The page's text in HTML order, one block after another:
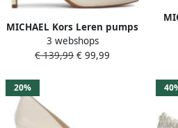
MICHAEL Kors Leren pumps
met bevestigingsriempje
model 'ALINA'
3 webshops
€ 139,99 € 99,99
20%